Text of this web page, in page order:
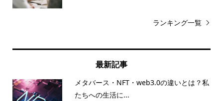
ランキング一覧
最新記事
メタバース・NFT・web3.0の違いとは？私
たちへの生活に...